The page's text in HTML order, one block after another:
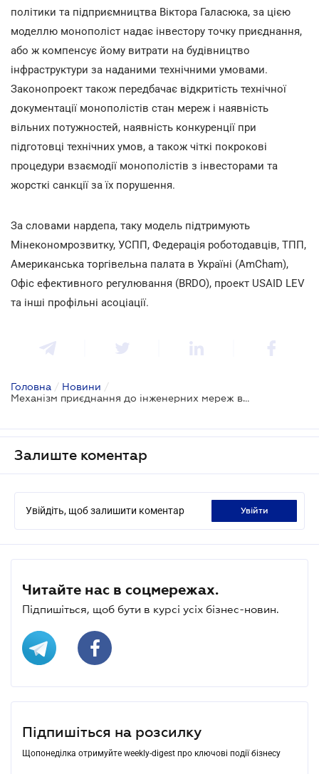
політики та підприємництва Віктора Галасюка, за цією
моделлю монополіст надає інвестору точку приєднання,
або ж компенсує йому витрати на будівництво
інфраструктури за наданими технічними умовами.
Законопроект також передбачає відкритість технічної
документації монополістів стан мереж і наявність
вільних потужностей, наявність конкуренції при
підготовці технічних умов, а також чіткі покрокові
процедури взаємодії монополістів з інвесторами та
жорсткі санкції за їх порушення.
За словами нардепа, таку модель підтримують
Мінекономрозвитку, УСПП, Федерація роботодавців, ТПП,
Американська торгівельна палата в Україні (AmCham),
Офіс ефективного регулювання (BRDO), проект USAID LEV
та інші профільні асоціації.
Головна / Новини /
Механізм приєднання до інженерних мереж все ж може змінитись
Залиште коментар
Увійдіть, щоб залишити коментар увійти
Читайте нас в соцмережах.
Підпишіться, щоб бути в курсі усіх бізнес-новин.
Підпишіться на розсилку
Щопонеділка отримуйте weekly-digest про ключові події бізнесу